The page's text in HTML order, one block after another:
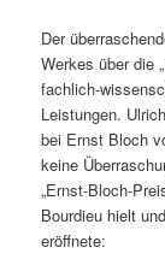
Der
Werkes über die
fachlich-
Leistungen.
bei Ernst Bloch
keine
„Ernst-Bloch-
Bourdieu hielt
eröffnete: